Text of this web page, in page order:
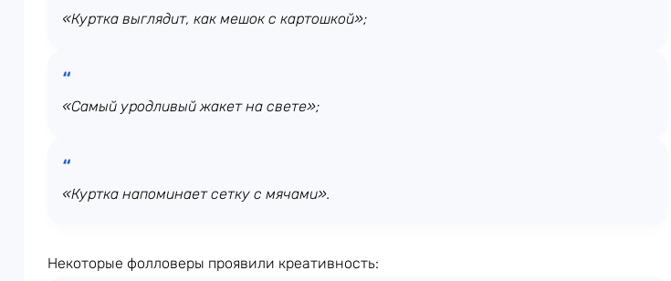
«Куртка выглядит, как мешок с картошкой»;
«Самый уродливый жакет на свете»;
«Куртка напоминает сетку с мячами».
Некоторые фолловеры проявили креативность: